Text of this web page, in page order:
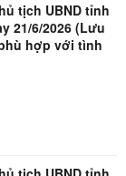
tịch UBND tỉnh
21/6/2026 (Lưu
hợp với tình